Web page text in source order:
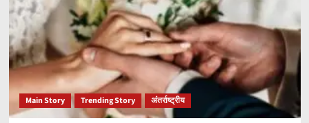
Main Story Trending Story अंतर्राष्ट्रीय